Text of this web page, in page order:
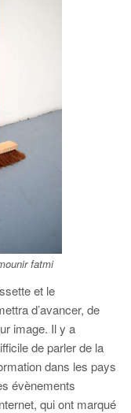
fatmi
et le
d’avancer, de
image. Il y a
de parler de la
dans les pays
évènements
qui ont marqué